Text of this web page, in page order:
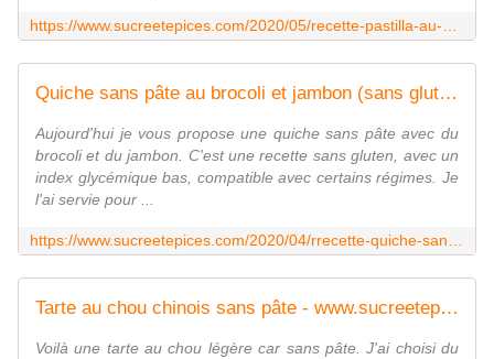
Quiche sans pâte au brocoli et jambon (sans gluten) - www.sucreetepices.com
Aujourd'hui je vous propose une quiche sans pâte avec du
brocoli et du jambon. C'est une recette sans gluten, avec un
index glycémique bas, compatible avec certains régimes. Je
l'ai servie pour ...
Tarte au chou chinois sans pâte - www.sucreetepices.com
Voilà une tarte au chou légère car sans pâte. J'ai choisi du